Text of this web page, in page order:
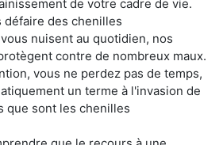
de votre cadre de vie.
défaire des chenilles
nuisent au quotidien, nos
contre de nombreux maux.
vous ne perdez pas de temps,
un terme à l'invasion de
que sont les chenilles